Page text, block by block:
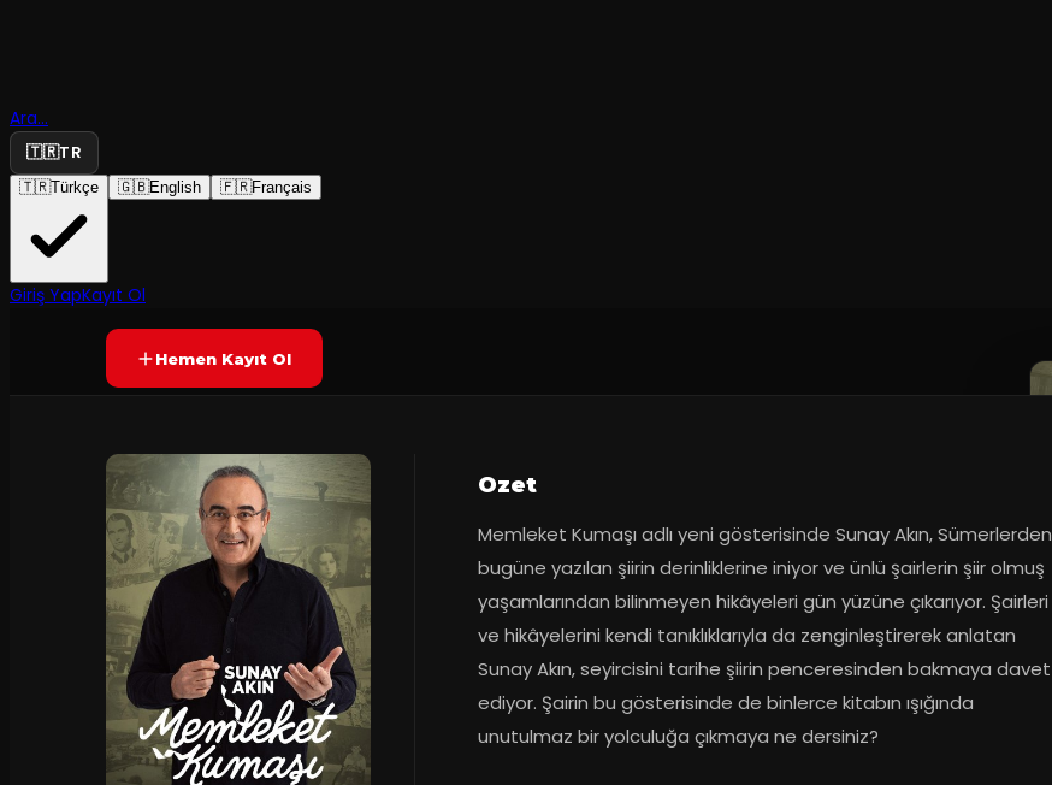
Ara...
🇹🇷TR
🇹🇷Türkçe 🇬🇧English 🇫🇷Français
Giriş YapKayıt Ol
Kumaşı
YAKINDA
Hemen Kayıt Ol
Ozet
Memleket Kumaşı adlı yeni gösterisinde Sunay Akın, Sümerlerden
bugüne yazılan şiirin derinliklerine iniyor ve ünlü şairlerin şiir olmuş
yaşamlarından bilinmeyen hikâyeleri gün yüzüne çıkarıyor. Şairleri
ve hikâyelerini kendi tanıklıklarıyla da zenginleştirerek anlatan
Sunay Akın, seyircisini tarihe şiirin penceresinden bakmaya davet
ediyor. Şairin bu gösterisinde de binlerce kitabın ışığında
unutulmaz bir yolculuğa çıkmaya ne dersiniz?